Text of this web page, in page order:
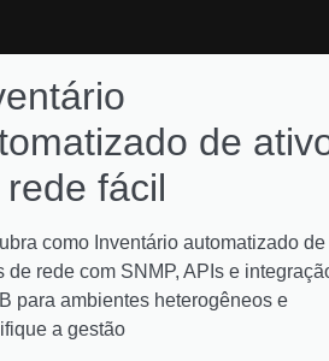
de
fácil
como Inventário automatizado de
de rede com SNMP, APIs e
para ambientes heterogêneos e
a gestão